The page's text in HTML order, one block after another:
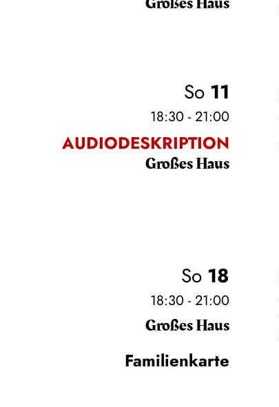
So 11
18:30 - 21:00
AUDIODESKRIPTION
Großes Haus
So 18
18:30 - 21:00
Großes Haus
Familienkarte